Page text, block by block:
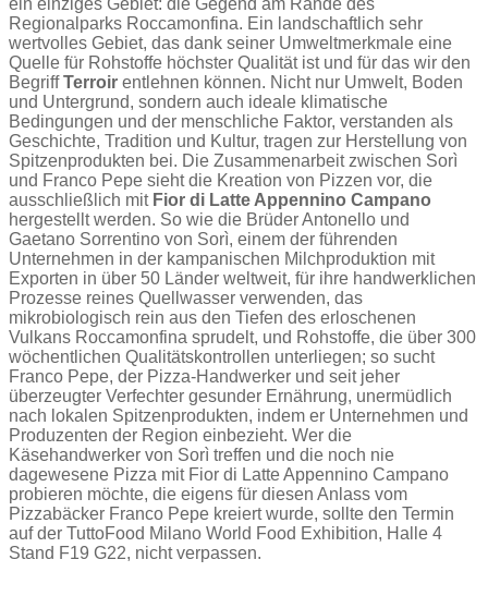
Regionalparks Roccamonfina. Ein landschaftlich sehr
wertvolles Gebiet, das dank seiner Umweltmerkmale eine
Quelle für Rohstoffe höchster Qualität ist und für das wir den
BegriffTerroir entlehnen können. Nicht nur Umwelt, Boden
und Untergrund, sondern auch ideale klimatische
Bedingungen und der menschliche Faktor, verstanden als
Geschichte, Tradition und Kultur, tragen zur Herstellung von
Spitzenprodukten bei. Die Zusammenarbeit zwischen Sorì
und Franco Pepe sieht die Kreation von Pizzen vor, die
ausschließlich mit Fior di Latte Appennino Campano
hergestellt werden. So wie die Brüder Antonello und
Gaetano Sorrentino von Sorì, einem der führenden
Unternehmen in der kampanischen Milchproduktion mit
Exporten in über 50 Länder weltweit, für ihre handwerklichen
Prozesse reines Quellwasser verwenden, das
mikrobiologisch rein aus den Tiefen des erloschenen
Vulkans Roccamonfina sprudelt, und Rohstoffe, die über 300
wöchentlichen Qualitätskontrollen unterliegen; so sucht
Franco Pepe, der Pizza-Handwerker und seit jeher
überzeugter Verfechter gesunder Ernährung, unermüdlich
nach lokalen Spitzenprodukten, indem er Unternehmen und
Produzenten der Region einbezieht. Wer die
Käsehandwerker von Sorì treffen und die noch nie
dagewesene Pizza mit Fior di Latte Appennino Campano
probieren möchte, die eigens für diesen Anlass vom
Pizzabäcker Franco Pepe kreiert wurde, sollte den Termin
auf der TuttoFood Milano World Food Exhibition, Halle 4
Stand F19 G22, nicht verpassen.